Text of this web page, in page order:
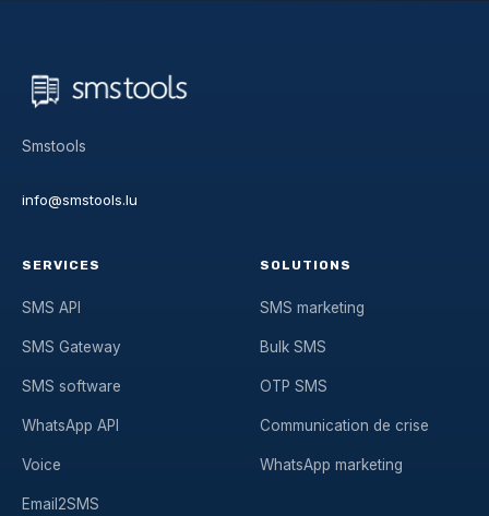
Smstools
info@smstools.lu
SERVICES
SMS API
SMS Gateway
SMS software
WhatsApp API
Voice
Email2SMS
SOLUTIONS
SMS marketing
Bulk SMS
OTP SMS
Communication de crise
WhatsApp marketing